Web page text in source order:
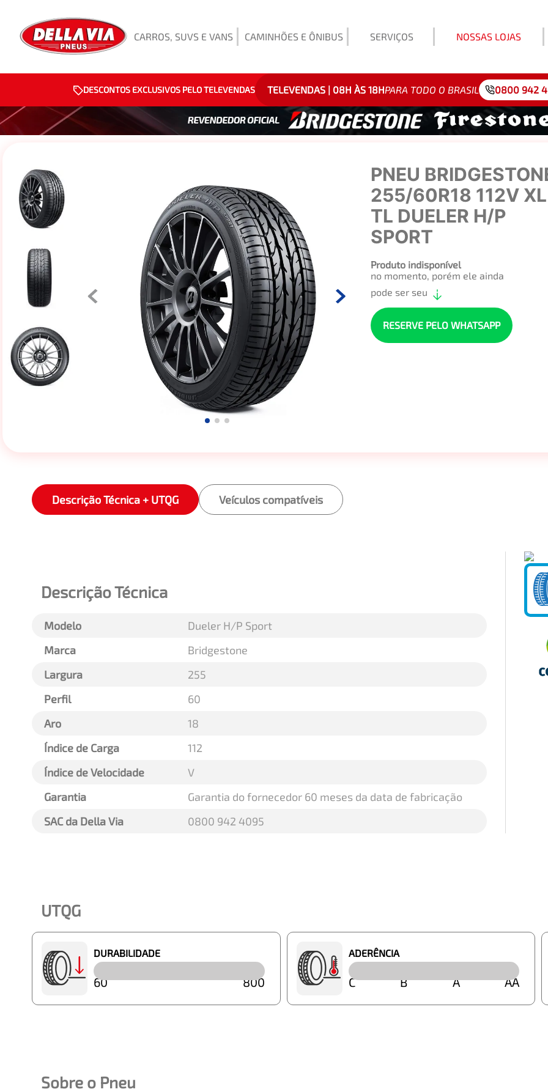
CARROS, SUVS E VANS CAMINHÕES E ÔNIBUS SERVIÇOS NOSSAS LOJAS
DESCONTOS EXCLUSIVOS PELO TELEVENDAS TELEVENDAS | 08H ÀS 18HPARA TODO O BRASIL 0800 942
PNEU
255/60R18 112V XL
TL DUELER H/P
SPORT
Produto indisponível
no momento, porém ele ainda
pode ser seu
RESERVE PELO WHATSAPP
Descrição Técnica + UTQG Veículos compatíveis
Descrição Técnica
Modelo
Dueler H/P Sport
Marca
Bridgestone
Largura
255
Perfil
60
Aro
18
Índice de Carga
112
Índice de Velocidade
V
Garantia
Garantia do fornecedor 60 meses da data de fabricação
SAC da Della Via
0800 942 4095
UTQG
DURABILIDADE
60 800
ADERÊNCIA
C B A AA
Sobre o Pneu